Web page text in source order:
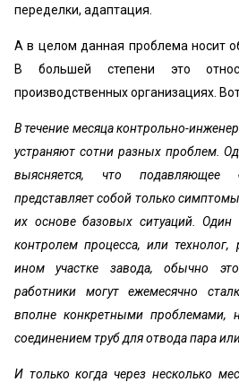
переделки, адаптация.
А в целом данная проблема носит
В большей степени это
производственных организациях.
В течение месяца контрольно-
устраняют сотни разных проблем.
выясняется, что
представляет собой только
их основе базовых ситуаций.
контролем процесса, или
ином участке завода, обычно
работники могут ежемесячно
вполне конкретными проблемами,
соединением труб для отвода пара
И только когда через несколько